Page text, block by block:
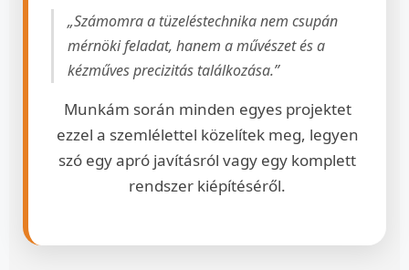
„Számomra a tüzeléstechnika nem csupán
mérnöki feladat, hanem a művészet és a
kézműves precizitás találkozása.”
Munkám során minden egyes projektet
ezzel a szemlélettel közelítek meg, legyen
szó egy apró javításról vagy egy komplett
rendszer kiépítéséről.